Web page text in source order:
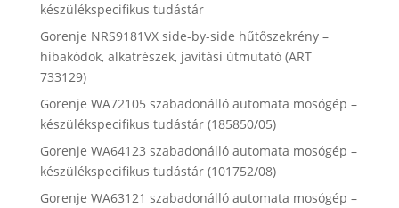
készülékspecifikus tudástár
Gorenje NRS9181VX side-by-side hűtőszekrény –
hibakódok, alkatrészek, javítási útmutató (ART
733129)
Gorenje WA72105 szabadonálló automata mosógép –
készülékspecifikus tudástár (185850/05)
Gorenje WA64123 szabadonálló automata mosógép –
készülékspecifikus tudástár (101752/08)
Gorenje WA63121 szabadonálló automata mosógép –